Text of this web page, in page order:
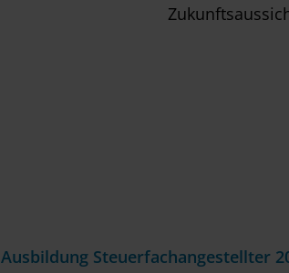
Ausbildung Steuerfachangestellter